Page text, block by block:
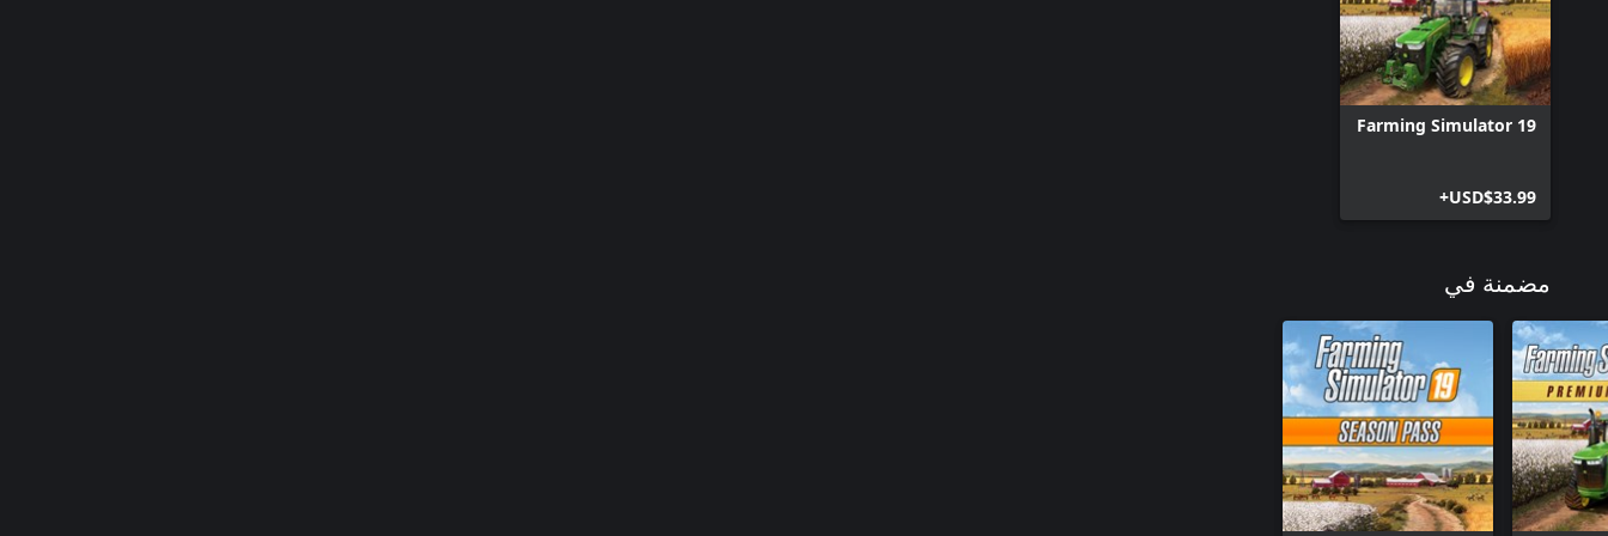
Farming Simulator 19
USD$33.99+
مضمنة في